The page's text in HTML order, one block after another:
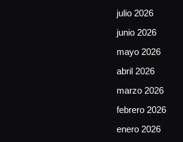
julio 2026
junio 2026
mayo 2026
abril 2026
marzo 2026
febrero 2026
enero 2026